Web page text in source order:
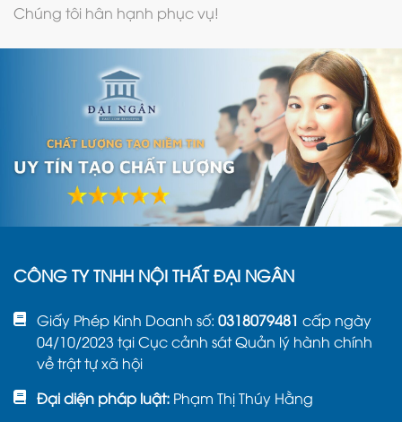
Chúng tôi hân hạnh phục vụ!
CÔNG TY TNHH NỘI THẤT ĐẠI NGÂN
Giấy Phép Kinh Doanh số: 0318079481 cấp ngày
04/10/2023 tại Cục cảnh sát Quản lý hành chính
về trật tự xã hội
Đại diện pháp luật: Phạm Thị Thúy Hằng